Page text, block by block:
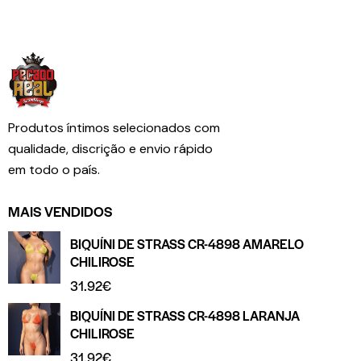
Produtos íntimos selecionados com
qualidade, discrição e envio rápido
em todo o país.
MAIS VENDIDOS
BIQUÍNI DE STRASS CR-4898 AMARELO
CHILIROSE
31.92€
BIQUÍNI DE STRASS CR-4898 LARANJA
CHILIROSE
31.92€